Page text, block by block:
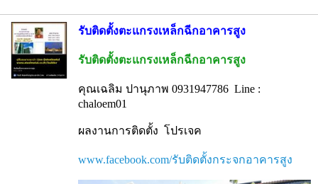
รับติดตั้งตะแกรงเหล็กฉีกอาคารสูง
รับติดตั้งตะแกรงเหล็กฉีกอาคารสูง
คุณเฉลิม ปานุภาพ 0931947786 Line :
chaloem01
ผลงานการติดตั้ง โปรเจค
www.facebook.com/รับติดตั้งกระจกอาคารสูง